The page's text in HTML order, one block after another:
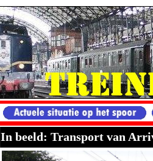
In beeld: Transport van